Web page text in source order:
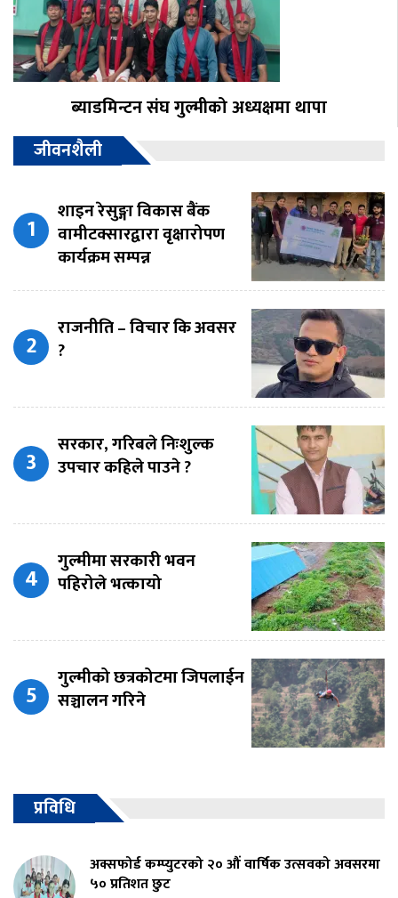
ब्याडमिन्टन संघ गुल्मीको अध्यक्षमा थापा
जीवनशैली
शाइन रेसुङ्गा विकास बैंक
वामीटक्सारद्वारा वृक्षारोपण
कार्यक्रम सम्पन्न
राजनीति – विचार कि अवसर
?
सरकार, गरिबले निःशुल्क
उपचार कहिले पाउने ?
गुल्मीमा सरकारी भवन
पहिरोले भत्कायो
गुल्मीको छत्रकोटमा जिपलाईन
सञ्चालन गरिने
प्रविधि
अक्सफोर्ड कम्प्युटरको २० औं वार्षिक उत्सवको अवसरमा
५० प्रतिशत छुट